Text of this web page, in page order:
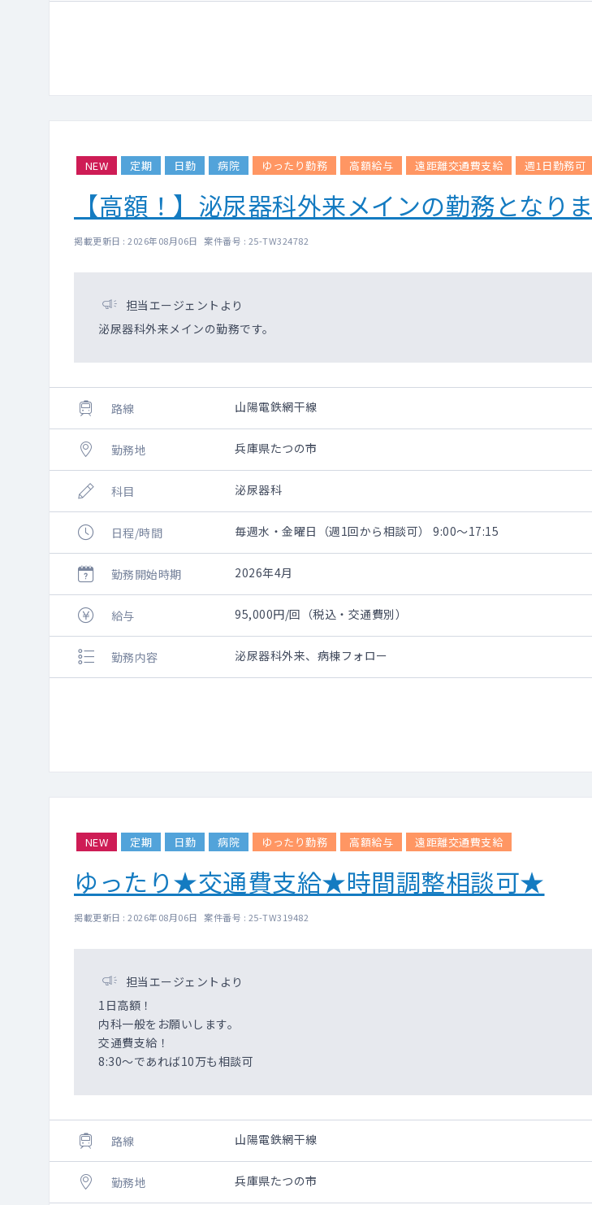
NEW 定期 日勤 病院 ゆったり勤務 高額給与 遠距離交通費支給 週1日勤務可
【高額！】泌尿器科外来メインの勤務となりま
掲載更新日 : 2026年08月06日 案件番号 : 25-TW324782
担当エージェントより
泌尿器科外来メインの勤務です。
路線 山陽電鉄網干線
勤務地 兵庫県たつの市
科目 泌尿器科
日程/時間 毎週水・金曜日（週1回から相談可） 9:00～17:15
勤務開始時期 2026年4月
給与 95,000円/回（税込・交通費別）
勤務内容 泌尿器科外来、病棟フォロー
NEW 定期 日勤 病院 ゆったり勤務 高額給与 遠距離交通費支給
ゆったり★交通費支給★時間調整相談可★
掲載更新日 : 2026年08月06日 案件番号 : 25-TW319482
担当エージェントより
1日高額！
内科一般をお願いします。
交通費支給！
8:30～であれば10万も相談可
路線 山陽電鉄網干線
勤務地 兵庫県たつの市